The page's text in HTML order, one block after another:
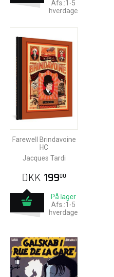
Afs.:1-5
hverdage
Farewell Brindavoine
HC
Jacques Tardi
DKK 19900
På lager
Afs.:1-5
hverdage